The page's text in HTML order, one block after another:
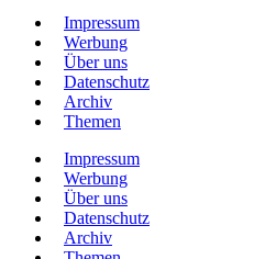
Impressum
Werbung
Über uns
Datenschutz
Archiv
Themen
Impressum
Werbung
Über uns
Datenschutz
Archiv